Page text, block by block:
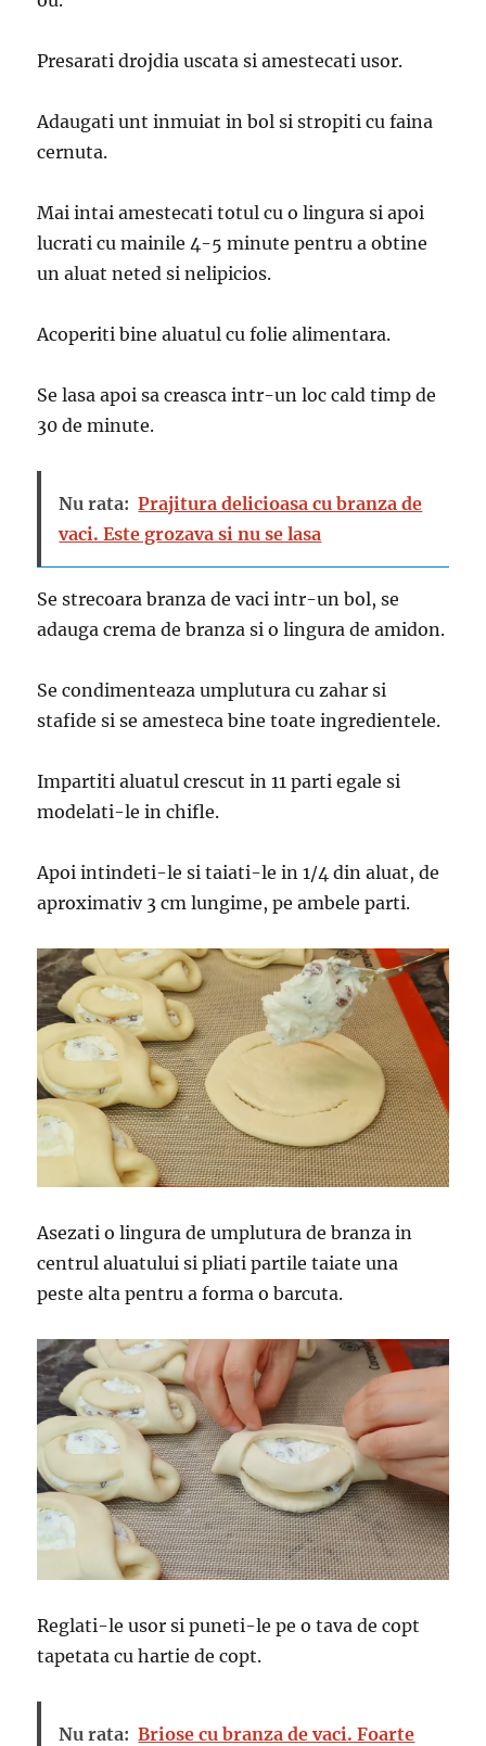
Presarati drojdia uscata si amestecati usor.
Adaugati unt inmuiat in bol si stropiti cu faina
cernuta.
Mai intai amestecati totul cu o lingura si apoi
lucrati cu mainile 4-5 minute pentru a obtine
un aluat neted si nelipicios.
Acoperiti bine aluatul cu folie alimentara.
Se lasa apoi sa creasca intr-un loc cald timp de
30 de minute.
Nu rata: Prajitura delicioasa cu branza de
vaci. Este grozava si nu se lasa
Se strecoara branza de vaci intr-un bol, se
adauga crema de branza si o lingura de amidon.
Se condimenteaza umplutura cu zahar si
stafide si se amesteca bine toate ingredientele.
Impartiti aluatul crescut in 11 parti egale si
modelati-le in chifle.
Apoi intindeti-le si taiati-le in 1/4 din aluat, de
aproximativ 3 cm lungime, pe ambele parti.
Asezati o lingura de umplutura de branza in
centrul aluatului si pliati partile taiate una
peste alta pentru a forma o barcuta.
Reglati-le usor si puneti-le pe o tava de copt
tapetata cu hartie de copt.
Nu rata: Briose cu branza de vaci. Foarte